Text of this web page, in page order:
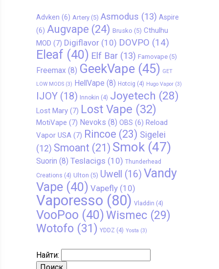
Advken (6) Artery(5) Asmodus (13) Aspire
(6) Augvape (24) Brusko (5) Cthulhu
MOD (7) Digiflavor(10) DOVPO (14)
Eleaf (40) Elf Bar(13) Famovape(5)
Freemax (8) GeekVape(45) GET
LOW MODS(3) HellVape (8) Hotcig (4) Hugo Vapor(3)
IJOY(18) Innokin (4) Joyetech (28)
Lost Mary(7) Lost Vape (32)
MotiVape (7) Nevoks (8) OBS (6) Reload
Vapor USA (7) Rincoe (23) Sigelei
(12) Smoant (21) Smok(47)
Suorin (8) Teslacigs (10) Thunderhead
Creations (4) Ulton (5) Uwell (16) Vandy
Vape(40) Vapefly(10)
Vaporesso (80) Vladdin (4)
VooPoo (40) Wismec(29)
Wotofo (31) YDDZ (4) Yosta (3)
Найти: